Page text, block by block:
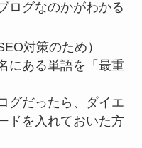
ログなのかがわかる
対策のため）
にある単語を「最重
グだったら、ダイエ
ドを入れておいた方